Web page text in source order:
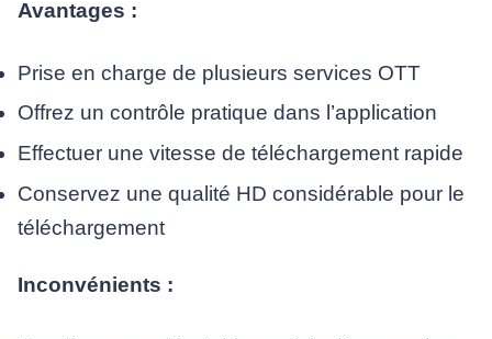
Avantages :
Prise en charge de plusieurs services OTT
Offrez un contrôle pratique dans l’application
Effectuer une vitesse de téléchargement rapide
Conservez une qualité HD considérable pour le
téléchargement
Inconvénients :